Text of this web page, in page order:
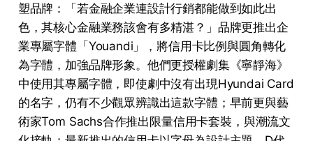
塑品牌：「若金融企業連設計行銷都能做到如此出
色，其核心金融業務該會有多精湛？」品牌更推出企
業專屬字體「Youandi」，將信用卡比例與圓角轉化
為字體，加強品牌形象。他們更授權劇集《寧靜海》
中使用其專屬字體，即使劇中沒有出現Hyundai Card
的名字，仍有不少觀眾辨識出這款字體；早前更與藝
術家Tom Sachs合作推出限量信用卡套裝，與潮流文